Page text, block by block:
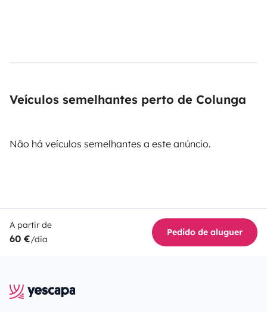
Veículos semelhantes perto de Colunga
Não há veículos semelhantes a este anúncio.
A partir de
60 €/dia
Pedido de aluguer